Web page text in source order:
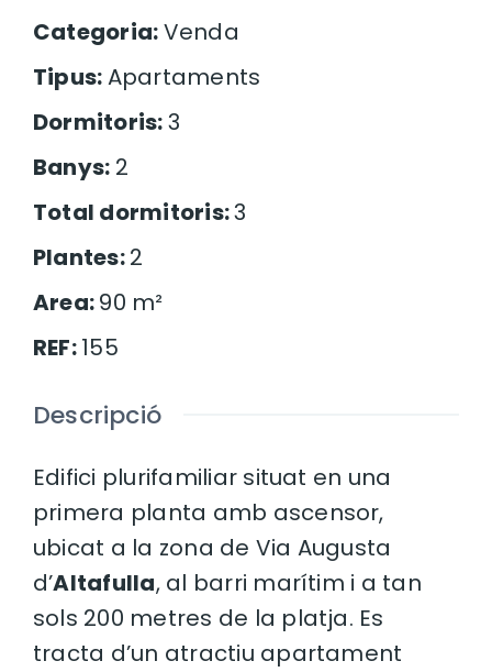
Categoria:Venda
Tipus:Apartaments
Dormitoris:3
Banys: 2
Total dormitoris:3
Plantes:2
Area:90 m²
REF:155
Descripció
Edifici plurifamiliar situat en una
primera planta amb ascensor,
ubicat a la zona de Via Augusta
d’Altafulla, al barri marítim i a tan
sols 200 metres de la platja. Es
tracta d’un atractiu apartament